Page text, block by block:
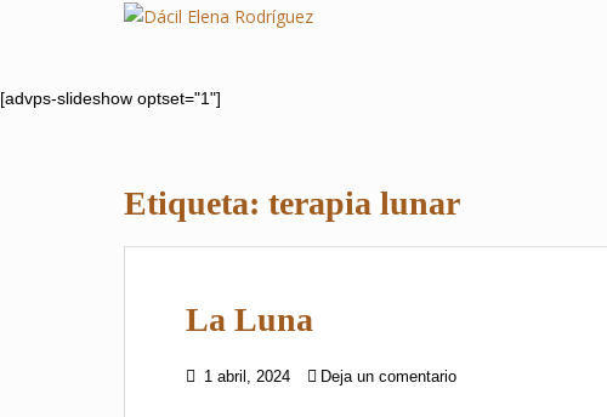
p[advps-slideshow optset="1"]
Etiqueta: terapia lunar
La Luna
1 abril, 2024 Deja un comentario